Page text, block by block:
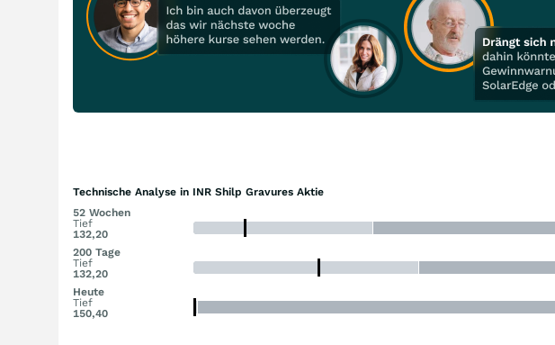
Technische Analyse in INR Shilp Gravures Aktie
52 Wochen
Tief
132,20
200 Tage
Tief
132,20
Heute
Tief
150,40